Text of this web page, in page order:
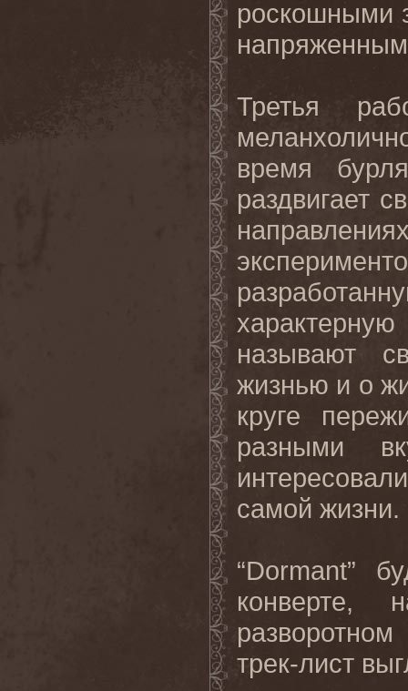
роскошными
Третья
время
раздвигает
называют
жизнью и о
круге
разными
самой жизни.
“Dormant”
трек-лист